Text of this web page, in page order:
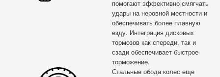
помогают эффективно смягчать
удары на неровной местности и
обеспечивать более плавную
езду. Интеграция дисковых
тормозов как спереди, так и
сзади обеспечивает быстрое
торможение.
Стальные обода колес еще